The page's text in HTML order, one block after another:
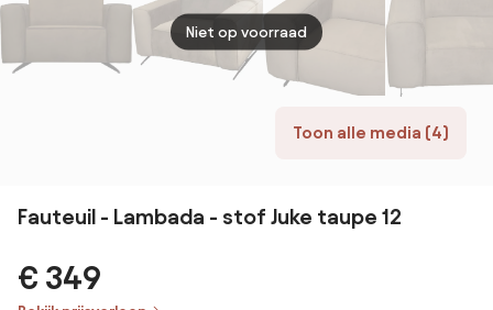
Toon alle media (4)
Niet op voorraad
Fauteuil - Lambada - stof Juke taupe 12
€ 349